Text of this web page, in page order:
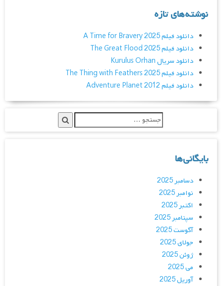
نوشته‌های تازه
دانلود فیلم A Time for Bravery 2025
دانلود فیلم The Great Flood 2025
دانلود سریال Kurulus Orhan
دانلود فیلم The Thing with Feathers 2025
دانلود فیلم Adventure Planet 2012
بایگانی‌ها
دسامبر 2025
نوامبر 2025
اکتبر 2025
سپتامبر 2025
آگوست 2025
جولای 2025
ژوئن 2025
می 2025
آوریل 2025